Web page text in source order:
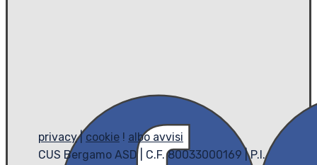
privacy|cookie ! albo avvisi
CUS Bergamo ASD | C.F. 80033000169 | P.I.